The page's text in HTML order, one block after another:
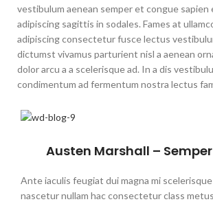
vestibulum aenean semper et congue sapien
adipiscing sagittis in sodales. Fames at
adipiscing consectetur fusce lectus
dictumst vivamus parturient nisl a aenean
dolor arcu a a scelerisque ad. In a dis
condimentum ad fermentum nostra lectus
Austen Marshall –
Ante iaculis feugiat dui magna mi
nascetur nullam hac consectetur class